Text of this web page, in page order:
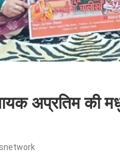
अप्रतिम की